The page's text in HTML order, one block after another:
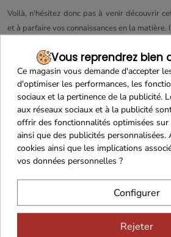
Voilà, n'hésitez donc pas à venir découvrir
et à parfaire vos connaissances en la
Pour venir, c'est très simple.
Recevez nos offres
Vous reprendrez bien
Ce magasin vous demande d'accepter
d'optimiser les performances, les
sociaux et la pertinence de la publicité.
aux réseaux sociaux et à la publicité
offrir des fonctionnalités optimisées sur
ainsi que des publicités personnalisées.
cookies ainsi que les implications
vos données personnelles ?
Configurer
Rejeter